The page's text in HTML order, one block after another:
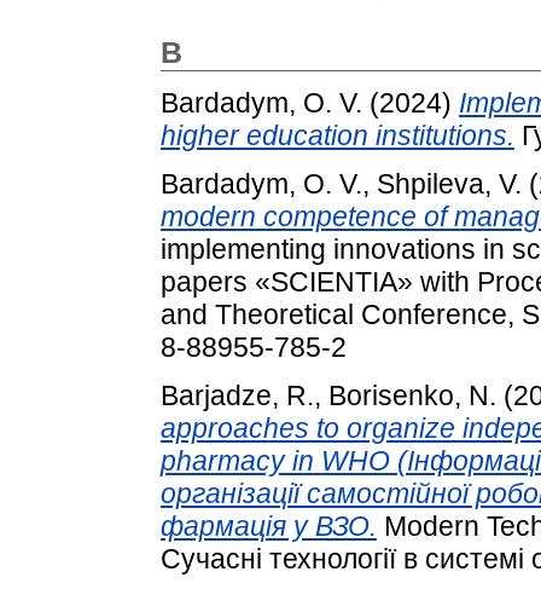
B
Bardadym, O. V. (2024)
higher education institutions.
Bardadym, O. V., Shpileva, V.
modern competence of
implementing innovations in
papers «SCIENTIA» with
and Theoretical Conference,
8-88955-785-2
Barjadze, R., Borisenko, N.
approaches to organize
pharmacy in WHO
організації самостійної
фармація у ВЗО. Modern
Сучасні технології в